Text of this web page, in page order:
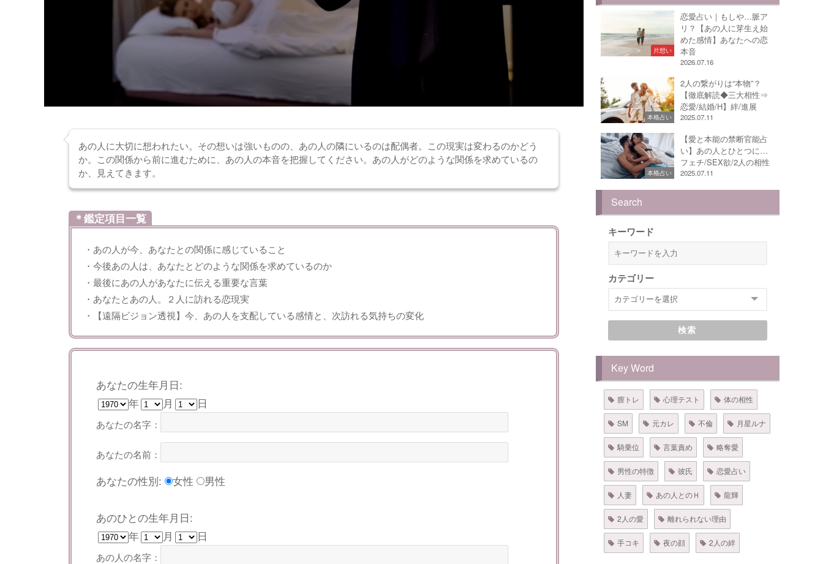
あの人に大切に想われたい。その想いは強いものの、あの人の隣にいるのは配偶者。この現実は変わるのかどう
か。この関係から前に進むために、あの人の本音を把握してください。あの人がどのような関係を求めているの
か、見えてきます。
＊鑑定項目一覧
・あの人が今、あなたとの関係に感じていること
・今後あの人は、あなたとどのような関係を求めているのか
・最後にあの人があなたに伝える重要な言葉
・あなたとあの人。２人に訪れる恋現実
・【遠隔ビジョン透視】今、あの人を支配している感情と、次訪れる気持ちの変化
あなたの生年月日:
年
月 日
あなたの名字：
あなたの名前：
あなたの性別: 女性 男性
あのひとの生年月日:
年
月 日
あの人の名字：
片想い
恋愛占い｜もしや…脈ア
リ？【あの人に芽生え始
めた感情】あなたへの恋
本音
2026.07.16
本格占い
2人の繋がりは“本物”？
【徹底解読◆三大相性⇒
恋愛/結婚/H】絆/進展
2025.07.11
本格占い
【愛と本能の禁断官能占
い】あの人とひとつに…
フェチ/SEX欲/2人の相性
2025.07.11
Search
キーワード
カテゴリー
検索
Key Word
膣トレ 心理テスト 体の相性
SM 元カレ 不倫 月星ルナ
騎乗位 言葉責め 略奪愛
男性の特徴 彼氏 恋愛占い
人妻 あの人とのＨ 龍輝
2人の愛 離れられない理由
手コキ 夜の顔 2人の絆